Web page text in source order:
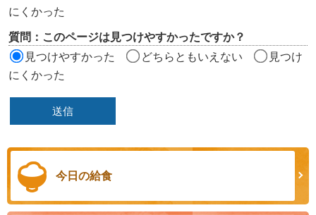
にくかった
質問：このページは見つけやすかったですか？
見つけやすかった
どちらともいえない
見つけ
にくかった
今日の給食